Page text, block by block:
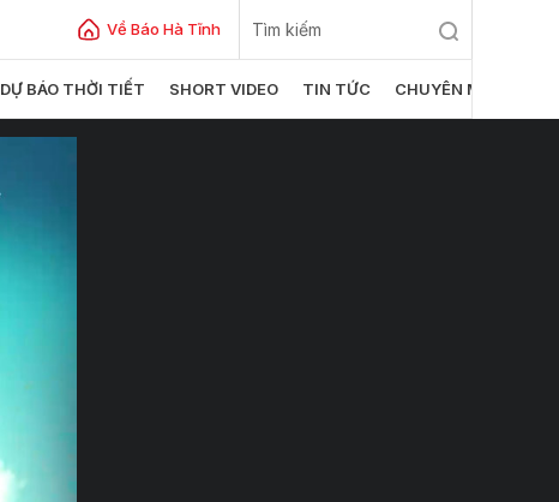
Về Báo Hà Tĩnh
DỰ BÁO THỜI TIẾT SHORT VIDEO TIN TỨC CHUYÊN MỤC